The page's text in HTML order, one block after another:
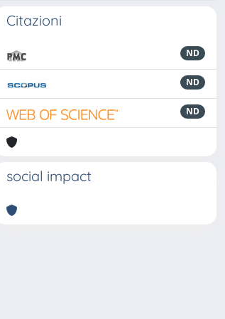
Citazioni
ND
ND
ND
social impact